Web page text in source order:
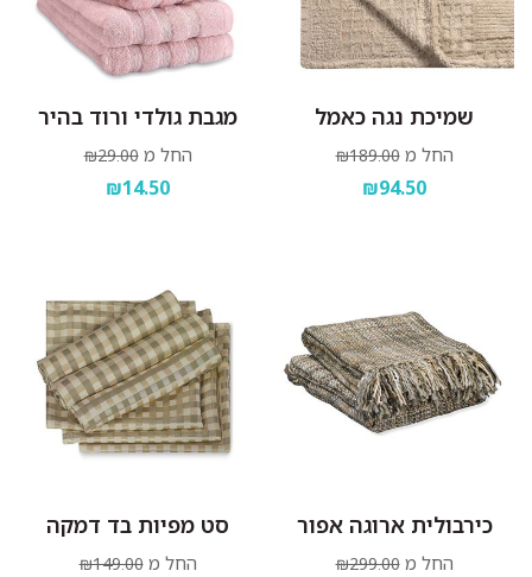
שמיכת נגה כאמל
החל מ ₪189.00
₪94.50
מגבת גולדי ורוד בהיר
החל מ ₪29.00
₪14.50
כירבולית ארוגה אפור
החל מ ₪299.00
סט מפיות בד דמקה
החל מ ₪149.00